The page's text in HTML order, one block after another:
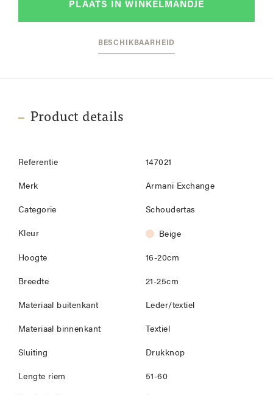
PLAATS IN WINKELMANDJE
BESCHIKBAARHEID
Product details
Referentie 147021
Merk Armani Exchange
Categorie Schoudertas
Kleur Beige
Hoogte 16-20cm
Breedte 21-25cm
Materiaal buitenkant Leder/textiel
Materiaal binnenkant Textiel
Sluiting Drukknop
Lengte riem 51-60